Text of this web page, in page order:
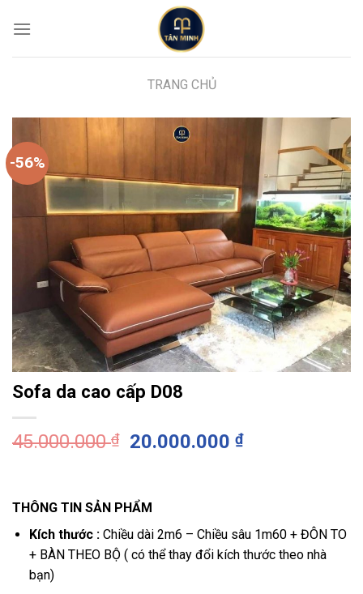
TRANG CHỦ
-56%
Sofa da cao cấp D08
45.000.000₫
Giá
45.000.000 ₫.
20.000.000₫Giá
THÔNG TIN SẢN PHẨM
Kích thước:Chiều dài 2m6 – Chiều sâu 1m60 + ĐÔN TO
+ BÀN THEO BỘ ( có thể thay đổi kích thước theo nhà
bạn)